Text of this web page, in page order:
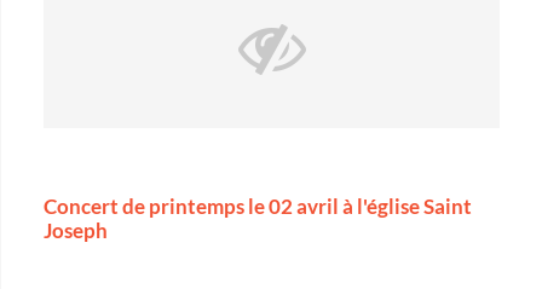
Concert de printemps le 02 avril à l'église Saint
Joseph